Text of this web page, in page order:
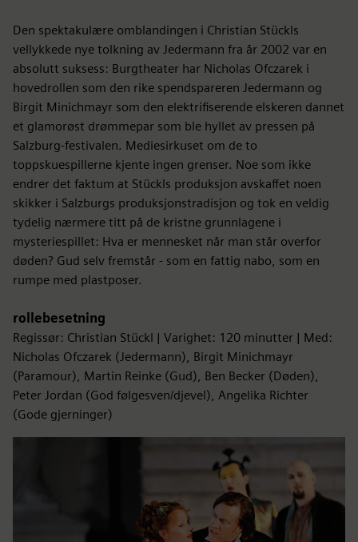
Den spektakulære omblandingen i Christian Stückls
vellykkede nye tolkning av Jedermann fra år 2002 var en
absolutt suksess: Burgtheater har Nicholas Ofczarek i
hovedrollen som den rike spendspareren Jedermann og
Birgit Minichmayr som den elektrifiserende elskeren dannet
et glamorøst drømmepar som ble hyllet av pressen på
Salzburg-festivalen. Mediesirkuset om de to
toppskuespillerne kjente ingen grenser. Noe som ikke
endrer det faktum at Stückls produksjon avskaffet noen
skikker i Salzburgs produksjonstradisjon og tok en veldig
tydelig nærmere titt på de kristne grunnlagene i
mysteriespillet: Hva er mennesket når man står overfor
døden? Gud selv fremstår - som en fattig nabo, som en
rumpe med plastposer.
rollebesetning
Regissør: Christian Stückl | Varighet: 120 minutter | Med:
Nicholas Ofczarek (Jedermann), Birgit Minichmayr
(Paramour), Martin Reinke (Gud), Ben Becker (Døden),
Peter Jordan (God følgesven/djevel), Angelika Richter
(Gode gjerninger)